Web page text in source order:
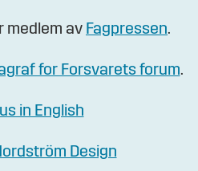
medlem av Fagpressen.
for Forsvarets forum.
in English
Design